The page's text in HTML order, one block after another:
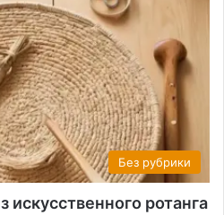
Без рубрики
искусственного ротанга